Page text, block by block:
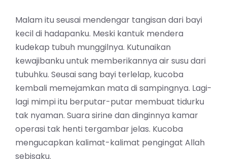
Malam itu seusai mendengar tangisan dari bayi
kecil di hadapanku. Meski kantuk mendera
kudekap tubuh munggilnya. Kutunaikan
kewajibanku untuk memberikannya air susu dari
tubuhku. Seusai sang bayi terlelap, kucoba
kembali memejamkan mata di sampingnya. Lagi-
lagi mimpi itu berputar-putar membuat tidurku
tak nyaman. Suara sirine dan dinginnya kamar
operasi tak henti tergambar jelas. Kucoba
mengucapkan kalimat-kalimat pengingat Allah
sebisaku.